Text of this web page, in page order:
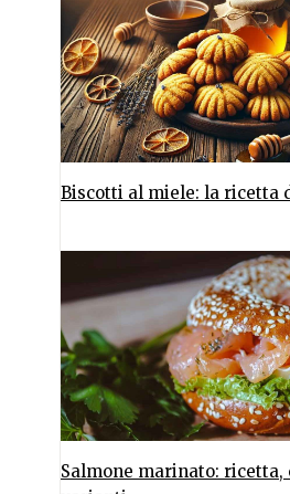
Biscotti al miele: la ricetta
Salmone marinato: ricetta,